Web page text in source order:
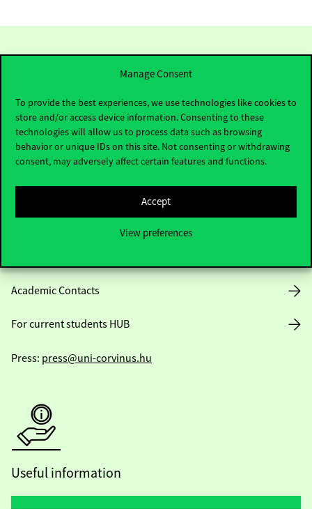
Manage Consent
To provide the best experiences, we use technologies like cookies to
store and/or access device information. Consenting to these
technologies will allow us to process data such as browsing
behavior or unique IDs on this site. Not consenting or withdrawing
consent, may adversely affect certain features and functions.
Accept
View preferences
Contact Us
Academic Contacts
For current students HUB
Press: press@uni-corvinus.hu
Useful information